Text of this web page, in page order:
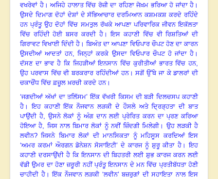
ਵਖਰੇਵਾਂ ਹੈ। ਅਜਿਹੇ ਹਾਲਾਤ ਵਿੱਚ ਰੋਜ਼ੀ ਦਾ ਰਹਿਣਾ ਜੋਖ਼ਮ ਭਰਿਆ ਹੋ ਜਾਂਦਾ ਹੈ ।
ਉਸਦੇ ਦਿਮਾਗ ਦੋਹਾਂ ਦੇਸ਼ਾਂ ਦੇ ਸੱਭਿਆਚਾਰ ਦਰਮਿਆਨ ਕਸ਼ਮਕਸ਼ ਕਰਦੇ ਰਹਿੰਦੇ
ਹਨ ਪ੍ਰੰਤੂ ਉਹ ਦੋਹਾਂ ਵਿੱਚ ਸਮਤੁਲ ਰੱਖਕੇ ਆਪਣਾ ਪਰਿਵਾਰਿਕ ਜੀਵਨ ਇਕੱਲਤਾ
ਵਿੱਚ ਰਹਿੰਦੀ ਹੋਈ ਬਸਰ ਕਰਦੀ ਹੈ।ਇਸ ਕਹਾਣੀ ਵਿੱਚ ਵੀ ਰਿਸ਼ਤਿਆਂ ਦੀ
ਗਿਰਾਵਟ ਵਿਖਾਈ ਦਿੰਦੀ ਹੈ । ਬਿਅੰਤ ਦਾ ਆਪਣਾ ਵਿਓਪਾਰ ਚੌਪਟ ਹੋਣ ਦਾ ਕਾਰਨ
ਉਸਦੀਆਂ ਆਦਤਾਂ ਹਨ, ਜਿਨ੍ਹਾਂ ਕਰਕੇ ਉਸਦਾ ਵਿਓਪਾਰ ਚੌਪਟ ਹੋ ਜਾਂਦਾ ਹੈ ।
ਦੱਸਣ ਦਾ ਭਾਵ ਹੈ ਕਿ ਜਿਹੜੀਆਂ ਇਨਸਾਨ ਵਿੱਚ ਕੁਰੀਤੀਆਂ ਭਾਰਤ ਵਿੱਚ ਹਨ,
ਉਹ ਪਰਵਾਸ ਵਿੱਚ ਵੀ ਬਰਕਰਾਰ ਰਹਿੰਦੀਆਂ ਹਨ। ਸਗੋਂ ਉੱਥੇ ਜਾ ਕੇ ਡਾਲਰਾਂ ਦੀ
ਚਕਾਚੌਂਧ ਵਿੱਚ ਫ਼ਜ਼ੂਲ ਖ਼ਰਚੀ ਕਰਦੇ ਹਨ।
‘ਜਗਦੀਆਂ ਅੱਖਾਂ ਦਾ ਤਲਿੱਸਮ’ ਇੱਕ ਵੱਖਰੀ ਕਿਸਮ ਦੀ ਬੜੀ ਦਿਲਚਸਪ ਕਹਾਣੀ
ਹੈ ।ਇਹ ਕਹਾਣੀ ਇੱਕ ਨੌਜਵਾਨ ਲੜਕੀ ਦੇ ਹੌਸਲੇ ਅਤੇ ਦ੍ਰਿੜ੍ਹਤਾ ਦੀ ਬਾਤ
ਪਾਉਂਦੀ ਹੈ, ਉਸਨੇ ਲੋਕਾਂ ਨੂੰ ਅੰਗ ਦਾਨ ਲਈ ਪ੍ਰੇਰਿਤ ਕਰਨ ਦਾ ਪ੍ਰਣ ਕਰਿਆ
ਹੋਇਆ ਹੈ, ਜਿਸ ਨਾਲ ਬਿਮਾਰ ਲੋਕਾਂ ਨੂੰ ਨਵੀਂ ਜ਼ਿੰਦਗੀ ਮਿਲੇਗੀ। ਉਹ ਲੜਕੀ ਹੈ
ਲਵੀਨ? ਜਿਸਨੇ ਬਿਮਾਰ ਲੋਕਾਂ ਦੀ ਮਾਨਸਿਕਤਾ ਨੂੰ ਮਹਿਸੂਸ ਕਰਦਿਆਂ ਇਸ
‘ਅਮਰ ਕਰਮਾਂ ਔਰਗਨ ਡੋਨੇਸ਼ਨ ਸੋਸਾਇਟੀ’ ਦੇ ਕਾਰਜ ਨੂੰ ਸ਼ੁਰੂ ਕੀਤਾ ਹੈ ।ਇਹ
ਕਹਾਣੀ ਦਰਸਾਉਂਦੀ ਹੈ ਕਿ ਇਨਸਾਨ ਦੀ ਬਿਹਤਰੀ ਲਈ ਸ਼ੁਭ ਕਾਰਜ ਕਰਨ ਲਈ
ਵੱਡੀ ਉਮਰ ਦਾ ਹੋਣਾ ਜ਼ਰੂਰੀ ਨਹੀਂ ਪ੍ਰੰਤੂ ਇਨਸਾਨ ਦੇ ਮਨ ਵਿੱਚ ਪ੍ਰਤੀਬੱਧਤਾ ਹੋਣੀ
ਚਾਹੀਦੀ ਹੈ।ਇੱਕ ਨੌਜਵਾਨ ਲੜਕੀ ‘ਲਵੀਨ’ ਬਜ਼ਰੁਗਾਂ ਦੀ ਸਹਾਇਤਾ ਨਾਲ ਇਸ